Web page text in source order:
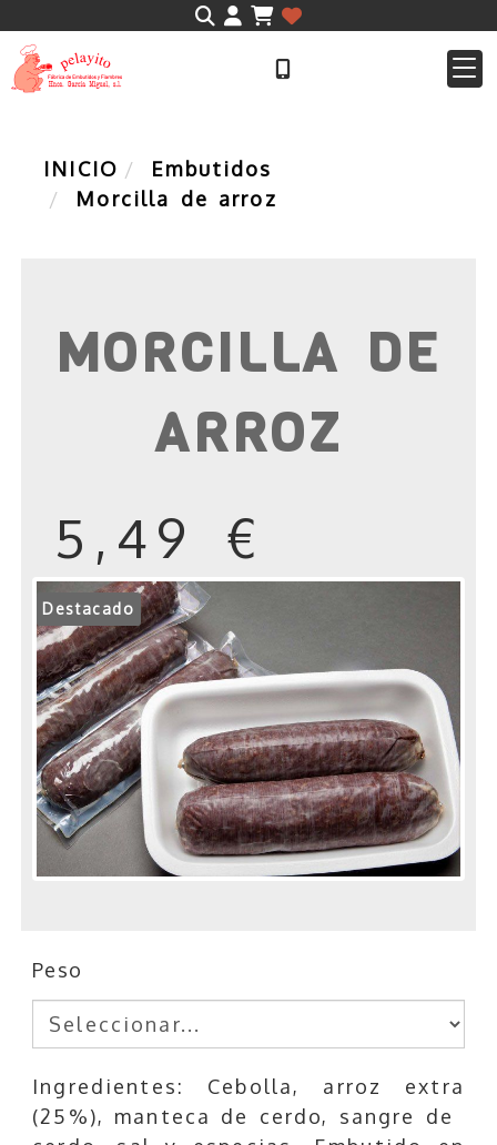
Identifícate
INICIO
Embutidos
Morcilla de arroz
MORCILLA DE
ARROZ
5,49 €
Destacado
Peso
Ingredientes: Cebolla, arroz extra
(25%), manteca de cerdo, sangre de